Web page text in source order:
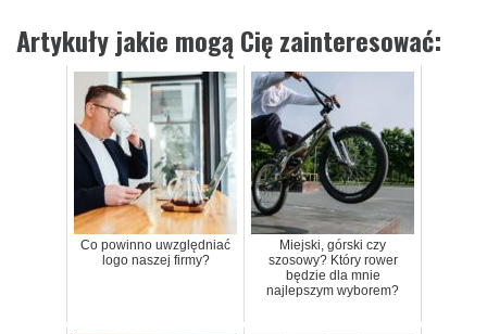
Artykuły jakie mogą Cię zainteresować:
Co powinno uwzględniać
logo naszej firmy?
Miejski, górski czy
szosowy? Który rower
będzie dla mnie
najlepszym wyborem?